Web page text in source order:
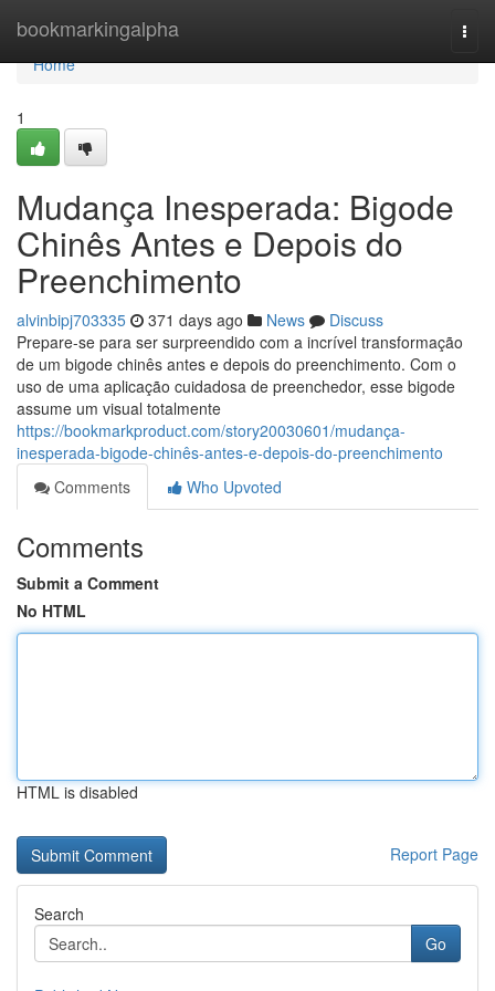
bookmarkingalpha
Home
Home
1
Mudança Inesperada: Bigode
Chinês Antes e Depois do
Preenchimento
alvinbipj703335 371 days ago News
Discuss
Prepare-se para ser surpreendido com a incrível transformação
de um bigode chinês antes e depois do preenchimento. Com o
uso de uma aplicação cuidadosa de preenchedor, esse bigode
assume um visual totalmente
https://bookmarkproduct.com/story20030601/mudança-
inesperada-bigode-chinês-antes-e-depois-do-preenchimento
Comments
Who Upvoted
Comments
Submit a Comment
No HTML
HTML is disabled
Report Page
Search
Go